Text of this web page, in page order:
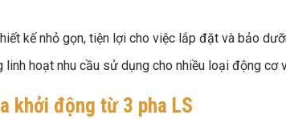
kế nhỏ gọn, tiện lợi cho việc lắp đặt và bảo
hoạt nhu cầu sử dụng cho nhiều loại động cơ
khởi động từ 3 pha LS